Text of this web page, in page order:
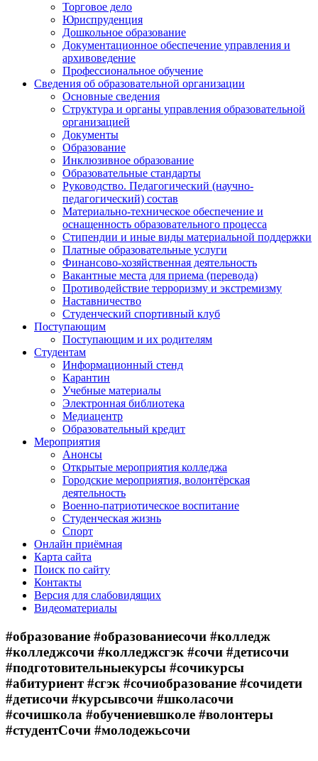
Торговое дело
Юриспруденция
Дошкольное образование
Документационное обеспечение управления и
архивоведение
Профессиональное обучение
Сведения об образовательной организации
Основные сведения
Структура и органы управления образовательной
организацией
Документы
Образование
Инклюзивное образование
Образовательные стандарты
Руководство. Педагогический (научно-
педагогический) состав
Материально-техническое обеспечение и
оснащенность образовательного процесса
Стипендии и иные виды материальной поддержки
Платные образовательные услуги
Финансово-хозяйственная деятельность
Вакантные места для приема (перевода)
Противодействие терроризму и экстремизму
Наставничество
Студенческий спортивный клуб
Поступающим
Поступающим и их родителям
Студентам
Информационный стенд
Карантин
Учебные материалы
Электронная библиотека
Медиацентр
Образовательный кредит
Мероприятия
Анонсы
Открытые мероприятия колледжа
Городские мероприятия, волонтёрская
деятельность
Военно-патриотическое воспитание
Студенческая жизнь
Спорт
Онлайн приёмная
Карта сайта
Поиск по сайту
Контакты
Версия для слабовидящих
Видеоматериалы
#образование #образованиесочи #колледж
#колледжсочи #колледжсгэк #сочи #детисочи
#подготовительныекурсы #сочикурсы
#абитуриент #сгэк #сочиобразование #сочидети
#детисочи #курсывсочи #школасочи
#сочишкола #обучениевшколе #волонтеры
#студентСочи #молодежьсочи